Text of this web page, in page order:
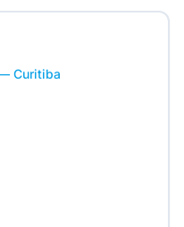
Curitiba